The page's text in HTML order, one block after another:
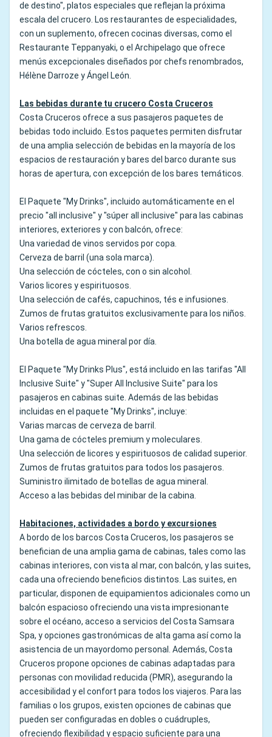
de destino", platos especiales que reflejan la próxima
escala del crucero. Los restaurantes de especialidades,
con un suplemento, ofrecen cocinas diversas, como el
Restaurante Teppanyaki, o el Archipelago que ofrece
menús excepcionales diseñados por chefs renombrados,
Hélène Darroze y Ángel León.
Las bebidas durante tu crucero Costa Cruceros
Costa Cruceros ofrece a sus pasajeros paquetes de
bebidas todo incluido. Estos paquetes permiten disfrutar
de una amplia selección de bebidas en la mayoría de los
espacios de restauración y bares del barco durante sus
horas de apertura, con excepción de los bares temáticos.
El Paquete "My Drinks", incluido automáticamente en el
precio "all inclusive" y "súper all inclusive" para las cabinas
interiores, exteriores y con balcón, ofrece:
Una variedad de vinos servidos por copa.
Cerveza de barril (una sola marca).
Una selección de cócteles, con o sin alcohol.
Varios licores y espirituosos.
Una selección de cafés, capuchinos, tés e infusiones.
Zumos de frutas gratuitos exclusivamente para los niños.
Varios refrescos.
Una botella de agua mineral por día.
El Paquete "My Drinks Plus", está incluido en las tarifas "All
Inclusive Suite" y "Super All Inclusive Suite" para los
pasajeros en cabinas suite. Además de las bebidas
incluidas en el paquete "My Drinks", incluye:
Varias marcas de cerveza de barril.
Una gama de cócteles premium y moleculares.
Una selección de licores y espirituosos de calidad superior.
Zumos de frutas gratuitos para todos los pasajeros.
Suministro ilimitado de botellas de agua mineral.
Acceso a las bebidas del minibar de la cabina.
Habitaciones, actividades a bordo y excursiones
A bordo de los barcos Costa Cruceros, los pasajeros se
benefician de una amplia gama de cabinas, tales como las
cabinas interiores, con vista al mar, con balcón, y las suites,
cada una ofreciendo beneficios distintos. Las suites, en
particular, disponen de equipamientos adicionales como un
balcón espacioso ofreciendo una vista impresionante
sobre el océano, acceso a servicios del Costa Samsara
Spa, y opciones gastronómicas de alta gama así como la
asistencia de un mayordomo personal. Además, Costa
Cruceros propone opciones de cabinas adaptadas para
personas con movilidad reducida (PMR), asegurando la
accesibilidad y el confort para todos los viajeros. Para las
familias o los grupos, existen opciones de cabinas que
pueden ser configuradas en dobles o cuádruples,
ofreciendo flexibilidad y espacio suficiente para una